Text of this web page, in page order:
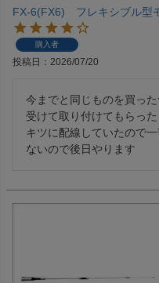
FX-6(FX6) フレキシブル型
購入者
投稿日 2026/07/20
今までと同じものを買っ
受けて取り付けてもらっ
キツに配線していたので
ないので後日やります